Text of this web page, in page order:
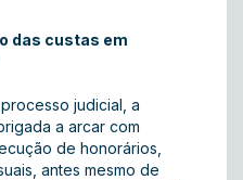
das custas em
judicial, a
a arcar com
de honorários,
antes mesmo de